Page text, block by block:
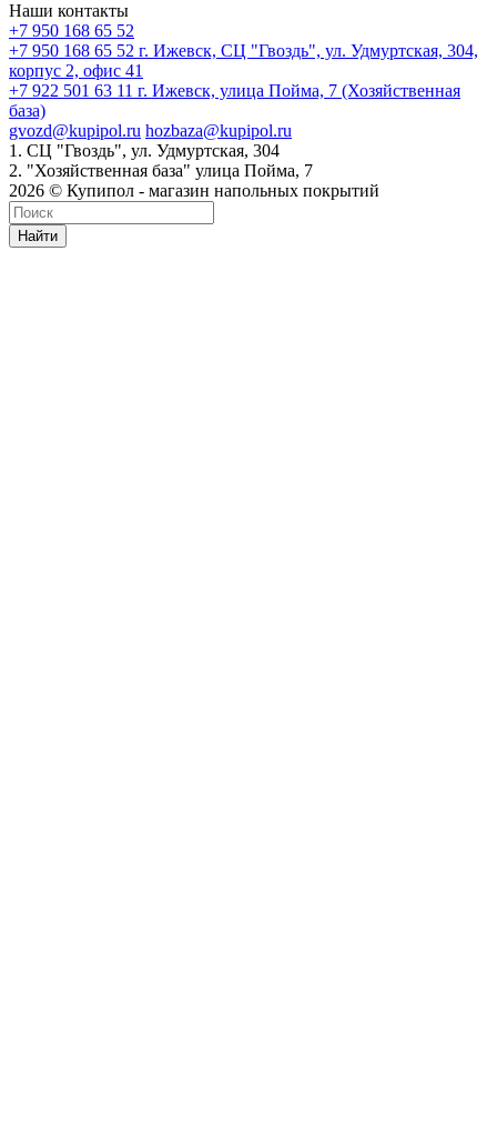
Наши контакты
+7 950 168 65 52
+7 950 168 65 52 г. Ижевск, СЦ "Гвоздь", ул. Удмуртская, 304,
корпус 2, офис 41
+7 922 501 63 11 г. Ижевск, улица Пойма, 7 (Хозяйственная
база)
gvozd@kupipol.ru hozbaza@kupipol.ru
1. СЦ "Гвоздь", ул. Удмуртская, 304
2. "Хозяйственная база" улица Пойма, 7
2026 © Купипол - магазин напольных покрытий
Найти